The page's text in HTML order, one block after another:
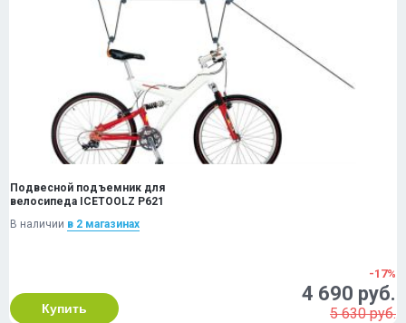
Подвесной подъемник для
велосипеда ICETOOLZ P621
В наличии в 2 магазинах
Купить
-17%
4 690 руб.
5 630 руб.